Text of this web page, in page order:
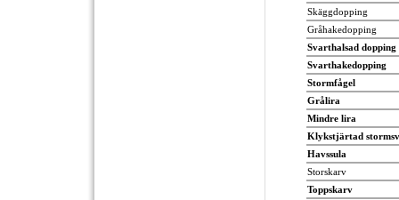
Skäggdopping
Gråhakedopping
Svarthalsad dopping
Svarthakedopping
Stormfågel
Grålira
Mindre lira
Klykstjärtad
Havssula
Storskarv
Toppskarv